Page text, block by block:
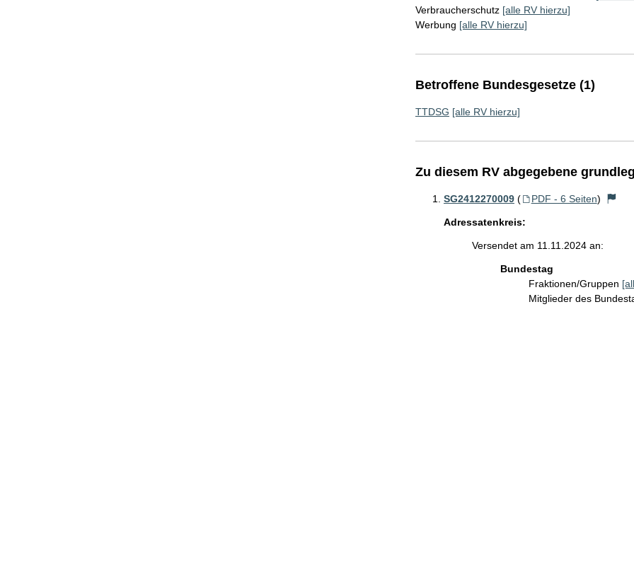
Verbraucherschutz [alle RV hierzu]
Werbung [alle RV hierzu]
Betroffene Bundesgesetze (1)
TTDSG [alle RV hierzu]
Zu diesem RV abgegebene
SG2412270009 ( PDF - 6 Seiten)
Adressatenkreis:
Versendet am 11.11.2024 an:
Bundestag
Fraktionen/Gruppen
Mitglieder des